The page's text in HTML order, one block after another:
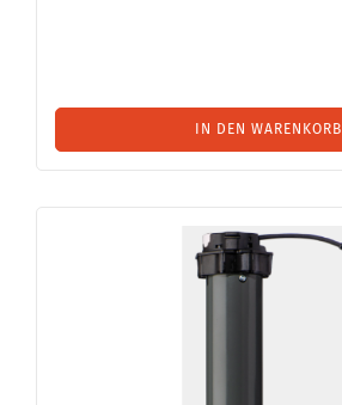
IN DEN WARENKORB